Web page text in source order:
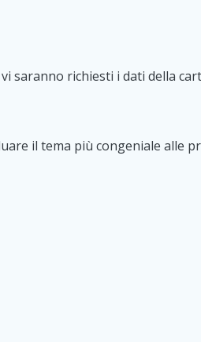
saranno richiesti i dati della
il tema più congeniale alle